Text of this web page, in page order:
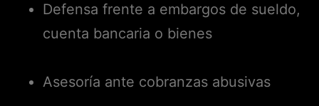
Defensa frente a embargos de sueldo,
cuenta bancaria o bienes
Asesoría ante cobranzas abusivas